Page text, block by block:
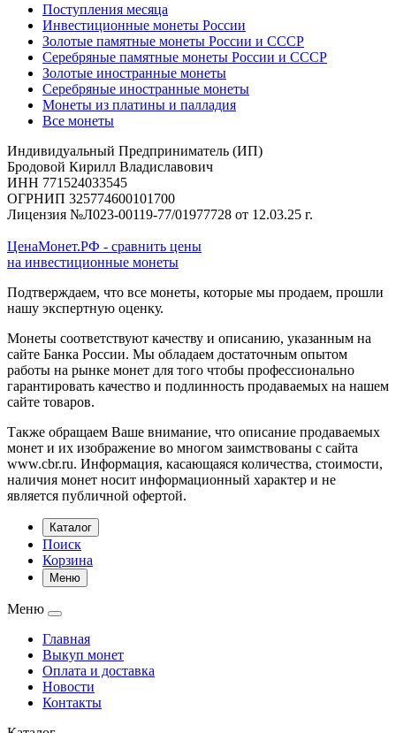
Поступления месяца
Инвестиционные монеты России
Золотые памятные монеты России и СССР
Серебряные памятные монеты России и СССР
Золотые иностранные монеты
Серебряные иностранные монеты
Монеты из платины и палладия
Все монеты
Индивидуальный Предприниматель (ИП)
Бродовой Кирилл Владиславович
ИНН 771524033545
ОГРНИП 325774600101700
Лицензия №Л023-00119-77/01977728 от 12.03.25 г.
ЦенаМонет.РФ - сравнить цены
на инвестиционные монеты
Подтверждаем, что все монеты, которые мы продаем, прошли
нашу экспертную оценку.
Монеты соответствуют качеству и описанию, указанным на
сайте Банка России. Мы обладаем достаточным опытом
работы на рынке монет для того чтобы профессионально
гарантировать качество и подлинность продаваемых на нашем
сайте товаров.
Также обращаем Ваше внимание, что описание продаваемых
монет и их изображение во многом заимствованы с сайта
www.cbr.ru. Информация, касающаяся количества, стоимости,
наличия монет носит информационный характер и не
является публичной офертой.
Каталог
Поиск
Корзина
Меню
Меню
Главная
Выкуп монет
Оплата и доставка
Новости
Контакты